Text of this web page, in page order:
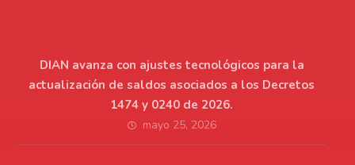
DIAN avanza con ajustes tecnológicos para la
actualización de saldos asociados a los Decretos
1474 y 0240 de 2026.
mayo 25, 2026